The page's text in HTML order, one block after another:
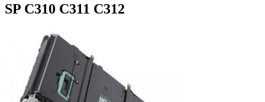
SP C310 C311 C312